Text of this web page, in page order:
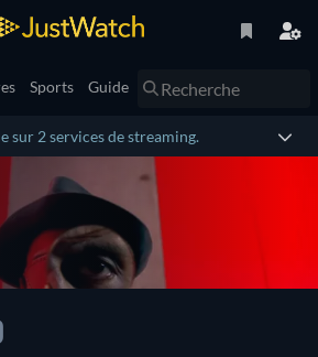
Sports Guide
sur 2 services de streaming.